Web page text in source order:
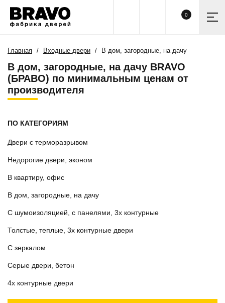
0
Главная Входные двери В дом, загородные, на дачу
В дом, загородные, на дачу BRAVO
(БРАВО) по минимальным ценам от
производителя
ПО КАТЕГОРИЯМ
Двери с терморазрывом
Недорогие двери, эконом
В квартиру, офис
В дом, загородные, на дачу
С шумоизоляцией, с панелями, 3х контурные
Толстые, теплые, 3х контурные двери
С зеркалом
Серые двери, бетон
4х контурные двери